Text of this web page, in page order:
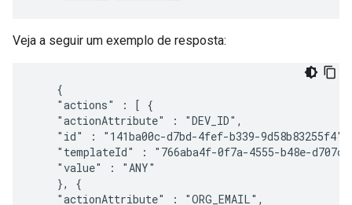
Veja a seguir um exemplo de resposta:
    {
    "actions" : [ {
    "actionAttribute" : "DEV_ID",
    "id" : "141ba00c-d7bd-4fef-b339-9d58b83255f4",
"templateId" : "766aba4f-0f7a-4555-b48e-
    "value" : "ANY"
    }, {
    "actionAttribute" : "ORG_EMAIL",